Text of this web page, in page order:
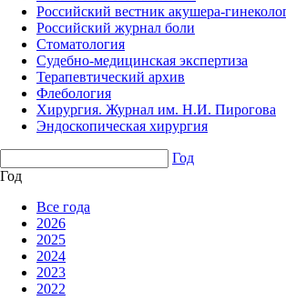
Российский вестник акушера-
Российский журнал боли
Стоматология
Судебно-медицинская экспертиза
Терапевтический архив
Флебология
Хирургия. Журнал им. Н.И. Пирогова
Эндоскопическая хирургия
Год
Год
Все года
2026
2025
2024
2023
2022